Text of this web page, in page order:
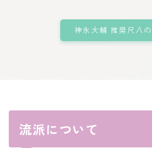
神永大輔 推奨尺八
流派について